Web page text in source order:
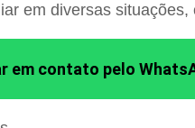
em diversas situações,
em contato pelo